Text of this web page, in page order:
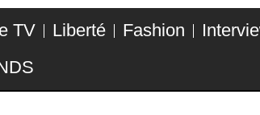
TV Liberté Fashion